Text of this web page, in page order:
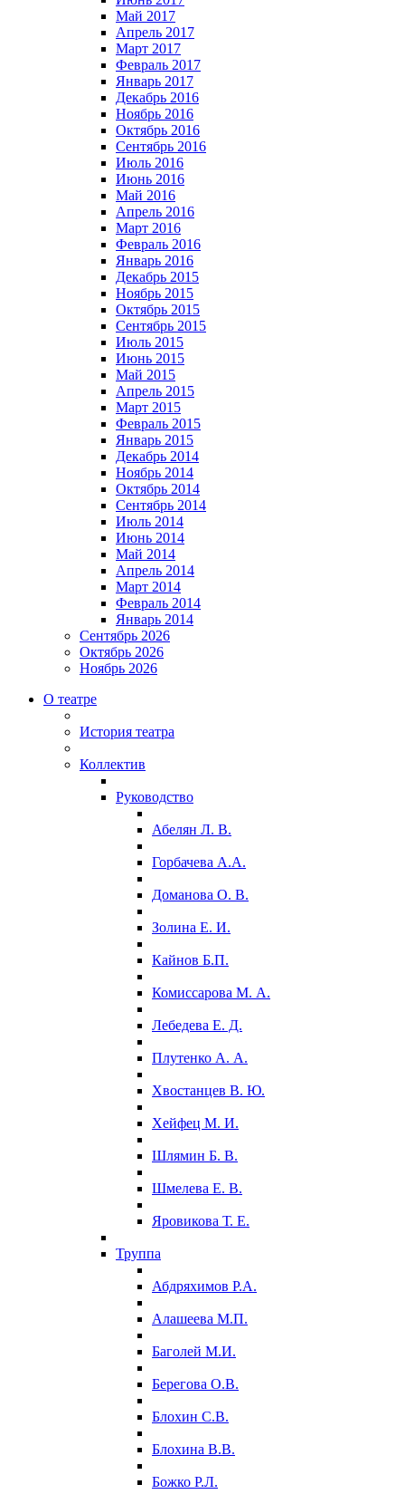
Май 2017
Апрель 2017
Март 2017
Февраль 2017
Январь 2017
Декабрь 2016
Ноябрь 2016
Октябрь 2016
Сентябрь 2016
Июль 2016
Июнь 2016
Май 2016
Апрель 2016
Март 2016
Февраль 2016
Январь 2016
Декабрь 2015
Ноябрь 2015
Октябрь 2015
Сентябрь 2015
Июль 2015
Июнь 2015
Май 2015
Апрель 2015
Март 2015
Февраль 2015
Январь 2015
Декабрь 2014
Ноябрь 2014
Октябрь 2014
Сентябрь 2014
Июль 2014
Июнь 2014
Май 2014
Апрель 2014
Март 2014
Февраль 2014
Январь 2014
Сентябрь 2026
Октябрь 2026
Ноябрь 2026
О театре
История театра
Коллектив
Руководство
Абелян Л. В.
Горбачева А.А.
Доманова О. В.
Золина Е. И.
Кайнов Б.П.
Комиссарова М. А.
Лебедева Е. Д.
Плутенко А. А.
Хвостанцев В. Ю.
Хейфец М. И.
Шлямин Б. В.
Шмелева Е. В.
Яровикова Т. Е.
Труппа
Абдряхимов Р.А.
Алашеева М.П.
Баголей М.И.
Берегова О.В.
Блохин С.В.
Блохина В.В.
Божко Р.Л.